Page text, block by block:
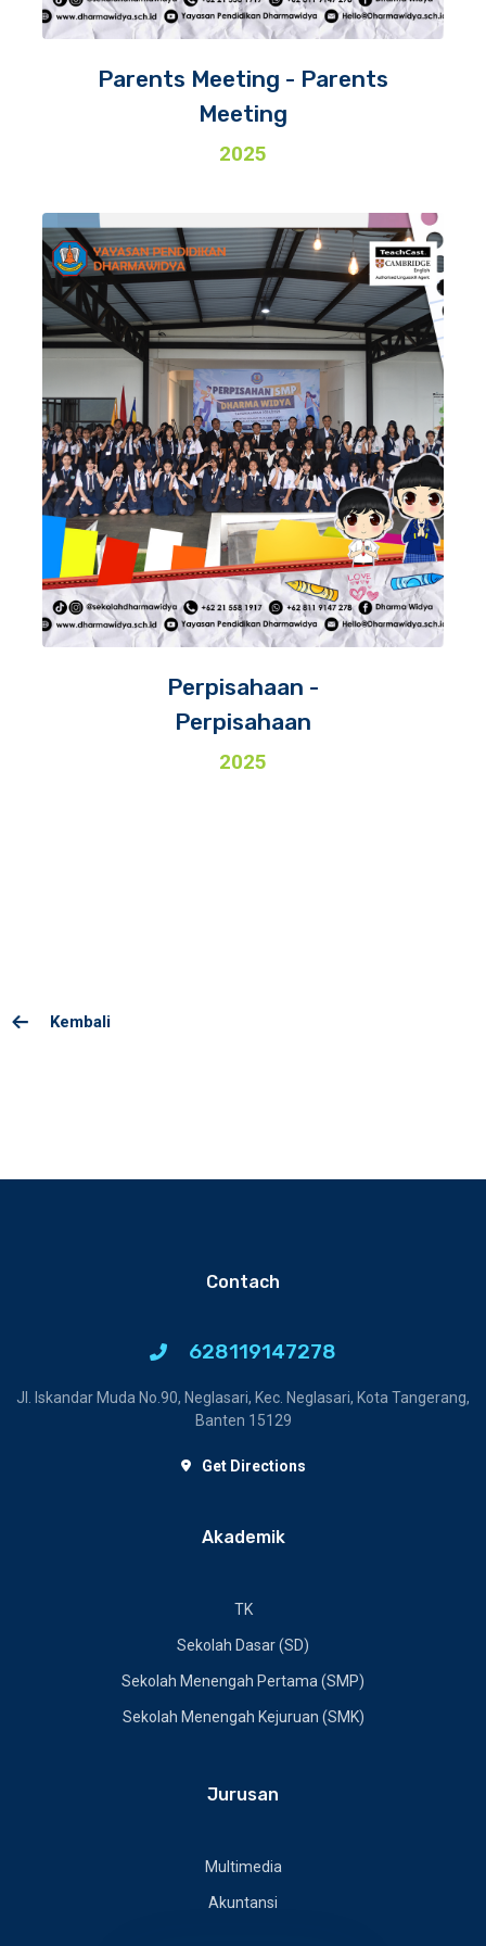
Parents Meeting - Parents
Meeting
2025
Perpisahaan -
Perpisahaan
2025
Kembali
Contach
628119147278
Jl. Iskandar Muda No.90, Neglasari, Kec. Neglasari, Kota Tangerang,
Banten 15129
Get Directions
Akademik
TK
Sekolah Dasar (SD)
Sekolah Menengah Pertama (SMP)
Sekolah Menengah Kejuruan (SMK)
Jurusan
Multimedia
Akuntansi